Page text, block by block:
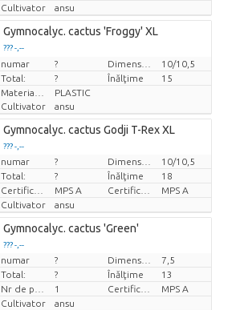
Cultivator
ansu
Gymnocalyc. cactus 'Froggy' XL
??? -,--
Pret per bucata
numar ?
10/10,5
Total:
? Înălţime
15
PLASTIC
Cultivator
ansu
Gymnocalyc. cactus Godji T-Rex XL
??? -,--
Pret per bucata
numar ?
10/10,5
Total:
? Înălţime
18
Certificare MPS.
MPS A
MPS A
Cultivator
ansu
Gymnocalyc. cactus 'Green'
??? -,--
Pret per bucata
numar ?
7,5
Total:
? Înălţime
13
1
MPS A
Cultivator
ansu